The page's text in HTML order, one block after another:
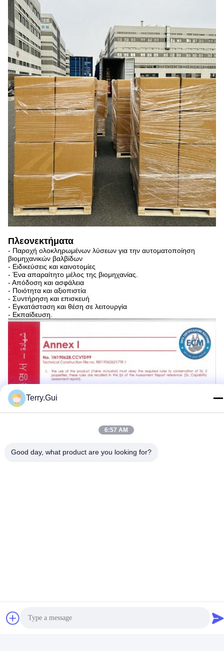
Πλεονεκτήματα
- Παροχή ολοκληρωμένων λύσεων για την αυτοματοποίηση
βιομηχανικών βαλβίδων
- Ειδικεύσεις και καινοτομίες
- Ένα απαραίτητο μέλος της βιομηχανίας.
- Απόδοση και ασφάλεια
- Ποιότητα και αξιοπιστία
- Συντήρηση και επισκευή
- Εγκατάσταση και θέση σε λειτουργία
- Εκπαίδευση.
Terry.Gui
6:57 AM
Good day, what product are you looking for?